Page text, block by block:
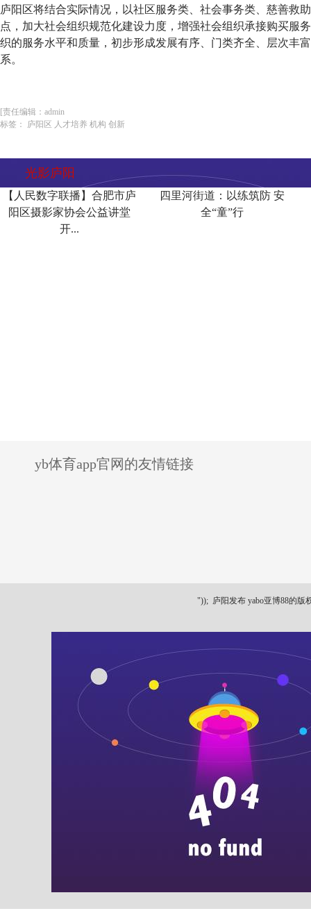
庐阳区将结合实际情况，以社区服务类、社会事务类、慈善救
点，加大社会组织规范化建设力度，增强社会组织承接购买服
织的服务水平和质量，初步形成发展有序、门类齐全、层次丰
系。
[责任编辑：admin
标签： 庐阳区 人才培养 机构 创新
光影庐阳
【人民数字联播】合肥市庐
阳区摄影家协会公益讲堂
开...
四里河街道：以练筑防 安
全“童”行
yb体育app官网的友情链接
")); 庐阳发布 yabo亚博88的版